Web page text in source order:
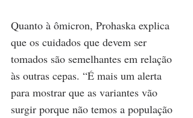
Quanto à ômicron, Prohaska explica
que os cuidados que devem ser
tomados são semelhantes em relação
às outras cepas. “É mais um alerta
para mostrar que as variantes vão
surgir porque não temos a população